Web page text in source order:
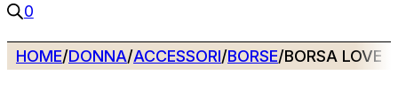
0
HOME/DONNA/ACCESSORI/BORSE/BORSA LOVE